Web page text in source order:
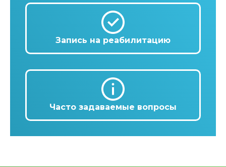
Запись на реабилитацию
Часто задаваемые вопросы